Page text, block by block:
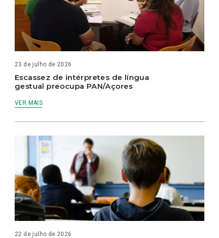
23 de julho de 2026
Escassez de intérpretes de língua
gestual preocupa PAN/Açores
VER MAIS
22 de julho de 2026